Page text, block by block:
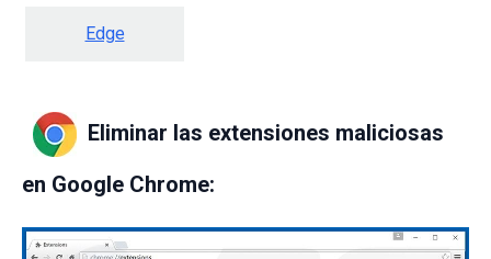
Edge
Eliminar las extensiones maliciosas
en Google Chrome: